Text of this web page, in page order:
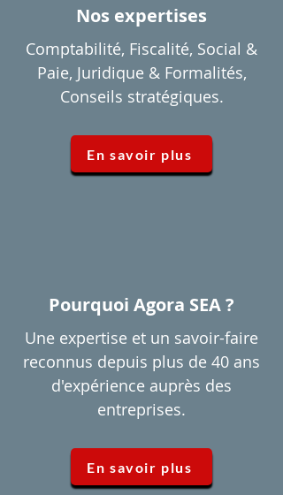
Nos expertises
Comptabilité, Fiscalité, Social &
Paie, Juridique & Formalités,
Conseils stratégiques.
En savoir plus
Pourquoi Agora SEA ?
Une expertise et un savoir-faire
reconnus depuis plus de 40 ans
d'expérience auprès des
entreprises.
En savoir plus